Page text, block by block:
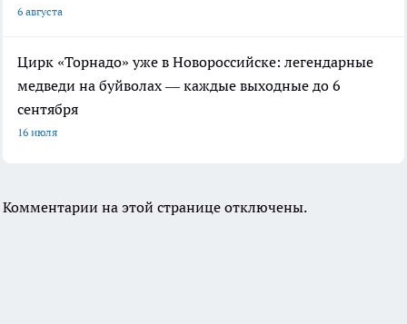
6 августа
Цирк «Торнадо» уже в Новороссийске: легендарные
медведи на буйволах — каждые выходные до 6
сентября
16 июля
Комментарии на этой странице отключены.